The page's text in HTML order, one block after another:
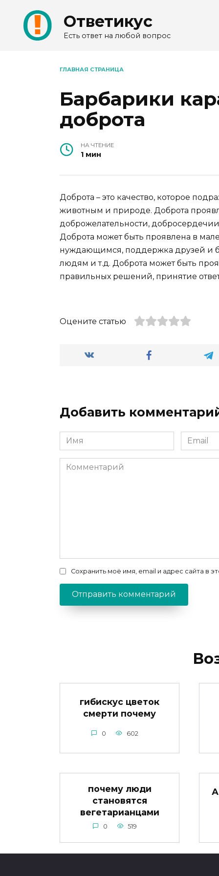
содержанию
Ответикус
Есть ответ на любой вопрос
ГЛАВНАЯ СТРАНИЦА
Барбарики
доброта
НА ЧТЕНИЕ
1 мин
Доброта – это качество, которое
животным и природе. Доброта
доброжелательности,
Доброта может быть проявлена в
нуждающимся, поддержка друзей и
людям и т.д. Доброта может быть
правильных решений, принятие
Оцените статью
Добавить
Имя
*
Email
*
Комментарий
Сохранить моё имя, email и адрес сайта в
гибискус цветок
смерти почему
0 602
почему люди
становятся
вегетарианцами
0 519